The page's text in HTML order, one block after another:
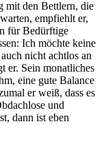
mit den Bettlern, die
empfiehlt er,
für Bedürftige
Ich möchte keine
nicht achtlos an
er. Sein monatliches
eine gute Balance
er weiß, dass es
und
dann ist eben